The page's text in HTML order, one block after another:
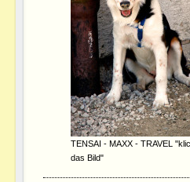
TENSAI - MAXX - TRAVEL
das Bild"